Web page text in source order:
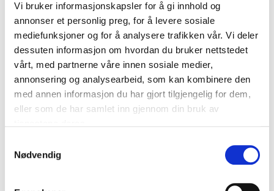
Vi bruker informasjonskapsler for å gi innhold og
annonser et personlig preg, for å levere sosiale
mediefunksjoner og for å analysere trafikken vår. Vi deler
dessuten informasjon om hvordan du bruker nettstedet
vårt, med partnerne våre innen sosiale medier,
annonsering og analysearbeid, som kan kombinere den
med annen informasjon du har gjort tilgjengelig for dem,
eller som de har samlet inn gjennom din bruk av
Nødvendig
-10%
New Era 970 Stretch
Snapback Toronto Maple
Leafs
moderne funksjonalitet. Den gir en...Les mer.
FARGE
VALGT ALTERNATIV IKKE PÅ LAGER